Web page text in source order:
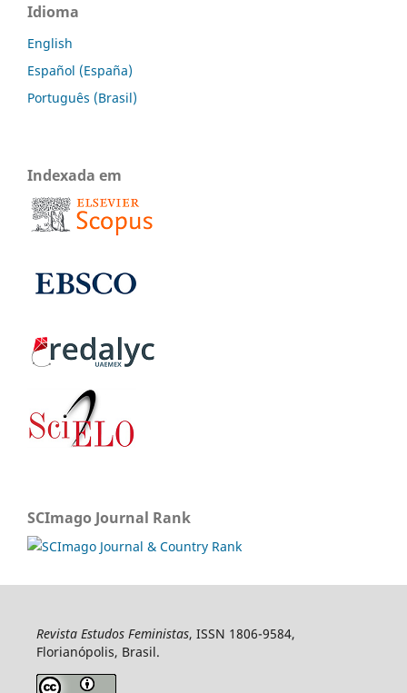
Idioma
English
Español (España)
Português (Brasil)
Indexada em
SCImago Journal Rank
Revista Estudos Feministas, ISSN 1806-9584,
Florianópolis, Brasil.